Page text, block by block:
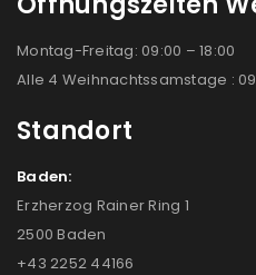
Montag-Freitag: 09:00 – 18:00
Alle 4 Weihnachtssamstage :
Standort
Baden:
Erzherzog Rainer Ring 1
2500 Baden
+43 2252 44166